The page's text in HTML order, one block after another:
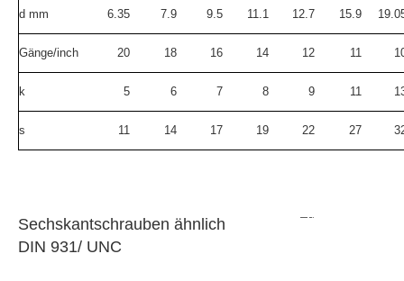
d mm 6.35 7.9 9.5 11.1 12.7 15.9
Gänge/inch 20 18 16 14 12 11
k 5 6 7 8 9 11
s 11 14 17 19 22 27
Sechskantschrauben ähnlich
DIN 931/ UNC